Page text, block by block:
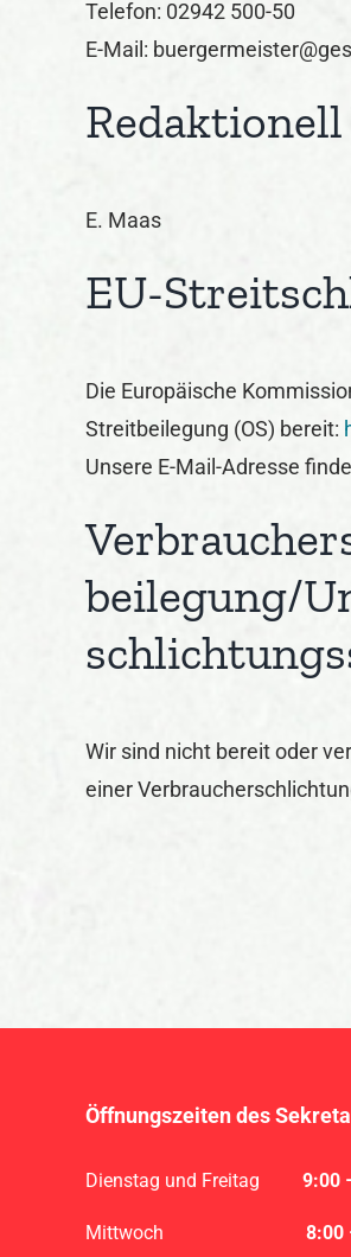
Telefon: 02942 500-50
E-Mail:
E. Maas
EU-
Die Europäische
Streitbeilegung (OS) bereit:
Unsere E-Mail-Adresse
beilegung/
Wir sind nicht bereit oder
einer
Öffnungszeiten des
Dienstag und Freitag 9:00
Mittwoch 8:00